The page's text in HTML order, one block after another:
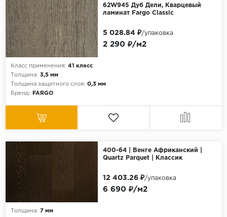
62W945 Дуб Дели, Кварцевый
ламинат Fargo Classic
Класс применения: 41 класс
Толщина: 3,5 мм
Толщина защитного слоя: 0,3 мм
Бренд:
FARGO
2 290 ₽/м2
5 028.84 ₽/упаковка
400-64 | Венге Африканский |
Quartz Parquet | Классик
Толщина: 7 мм
6 690 ₽/м2
12 403.26 ₽/упаковка